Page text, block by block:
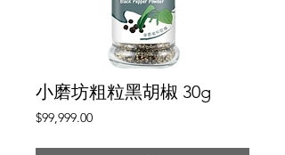
小磨坊粗粒黑胡椒 30g
$99,999.00價